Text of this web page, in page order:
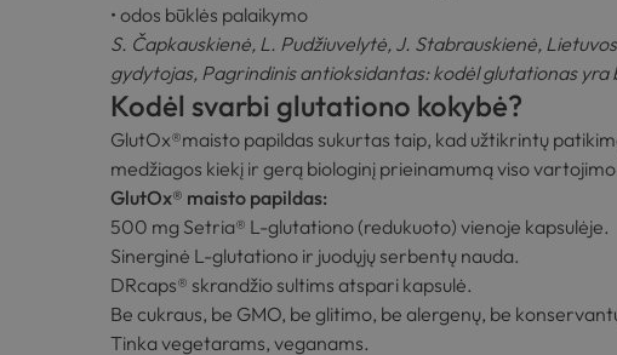
• odos būklės palaikymo
S. Čapkauskienė, L. Pudžiuvelytė, J. Stabrauskienė,
gydytojas, Pagrindinis antioksidantas: kodėl glutationas yra
Kodėl svarbi glutationo kokybė?
GlutOx®maisto papildas sukurtas taip, kad užtikrintų
medžiagos kiekį ir gerą biologinį prieinamumą viso
GlutOx® maisto papildas:
500 mg Setria® L-glutationo (redukuoto) vienoje kapsulėje.
Sinerginė L-glutationo ir juodųjų serbentų nauda.
DRcaps® skrandžio sultims atspari kapsulė.
Be cukraus, be GMO, be glitimo, be alergenų, be
Tinka vegetarams, veganams.